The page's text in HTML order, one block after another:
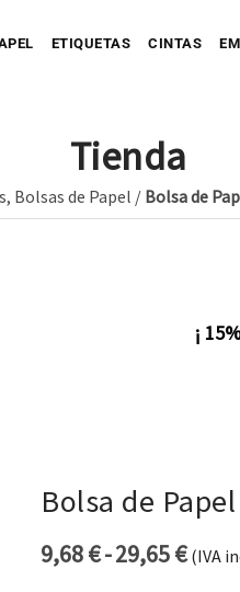
tu Caja Caja
Caja
ETIQUETAS CINTAS
Tienda
, Bolsas de Papel / Bolsa de
¡
Bolsa de
9,68€-29,65€(IVA